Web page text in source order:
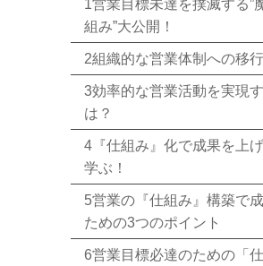
1営業目標未達を撲滅する”
組み”大公開！
2組織的な営業体制への移
3効率的な営業活動を実現
は？
4『仕組み』化で成果を上
学ぶ！
5営業の『仕組み』構築で
ための3つのポイント
6営業目標必達のための「